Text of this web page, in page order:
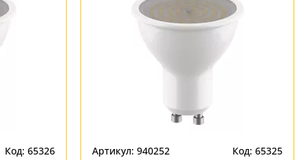
Код: 65326 Артикул: 940252 Код: 65325